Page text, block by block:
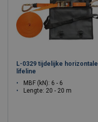
L-0329 tijdelijke horizontale
lifeline
MBF (kN): 6 - 6
Lengte: 20 - 20 m